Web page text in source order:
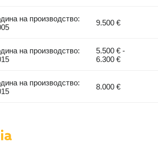
на производство:
9.500 €
на производство:
5.500 € -
6.300 €
на производство:
8.000 €